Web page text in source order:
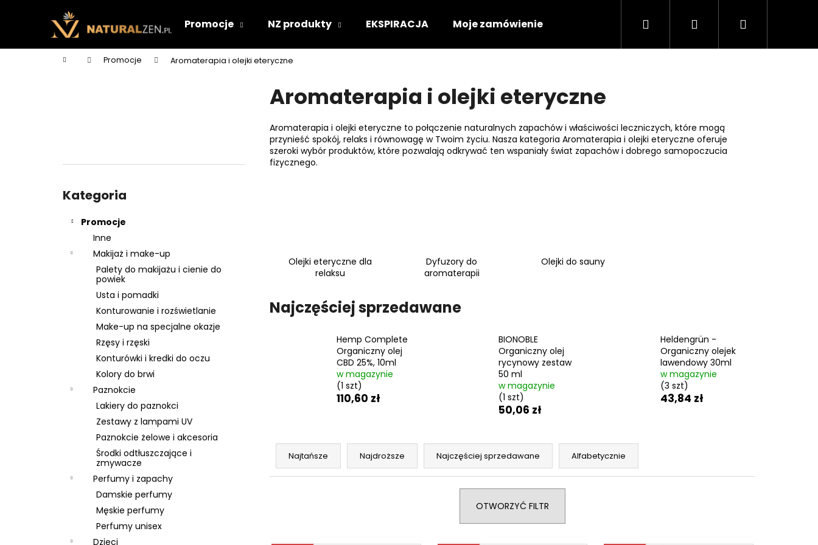
Promocje NZ produkty EKSPIRACJA Moje zamówienie O nas Warunki handlowe
Szukaj Zaloguj Koszyk
Home Promocje Aromaterapia i olejki eteryczne
kategorie
Kategoria
Promocje
Inne
Makijaż i make-up
Palety do makijażu i cienie do
powiek
Usta i pomadki
Konturowanie i rozświetlanie
Make-up na specjalne okazje
Rzęsy i rzęski
Konturówki i kredki do oczu
Kolory do brwi
Paznokcie
Lakiery do paznokci
Zestawy z lampami UV
Paznokcie żelowe i akcesoria
Środki odtłuszczające i
zmywacze
Perfumy i zapachy
Damskie perfumy
Męskie perfumy
Perfumy unisex
Dzieci
Aromaterapia i olejki eteryczne
Aromaterapia i olejki eteryczne to połączenie naturalnych zapachów i właściwości leczniczych, które mogą
przynieść spokój, relaks i równowagę w Twoim życiu. Nasza kategoria Aromaterapia i olejki eteryczne oferuje
szeroki wybór produktów, które pozwalają odkrywać ten wspaniały świat zapachów i dobrego samopoczucia
fizycznego.
Olejki eteryczne dla
relaksu
Dyfuzory do
aromaterapii
Olejki do sauny
Najczęściej sprzedawane
Hemp Complete
Organiczny olej
CBD 25%, 10ml
w magazynie
(1 szt)
110,60 zł
BIONOBLE
Organiczny olej
rycynowy zestaw
50 ml
w magazynie
(1 szt)
50,06 zł
Heldengrün -
Organiczny olejek
lawendowy 30ml
w magazynie
(3 szt)
43,84 zł
S
r
Najtańsze Najdroższe Najczęściej sprzedawane Alfabetycznie
OTWORZYĆ FILTR
z
powrotem
powrotem
SZUKAJ
BRAUN SERIES 9 PRO PLUS 9577CC
6 999 zł
BEAUTY OF JOSEON MATUJĄCY SZTYFT
20,60 zł
SKIN79 SUPER PLUS BEBLESH BALM PINK –